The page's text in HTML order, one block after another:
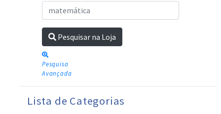
Pesquisar na Loja
Pesquisa
Avançada
Lista de Categorias